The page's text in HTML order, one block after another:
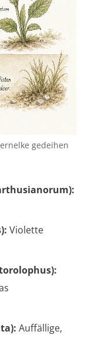
gedeihen
Violette
Auffällige,